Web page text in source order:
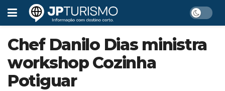
Chef Danilo Dias ministra
workshop Cozinha
Potiguar